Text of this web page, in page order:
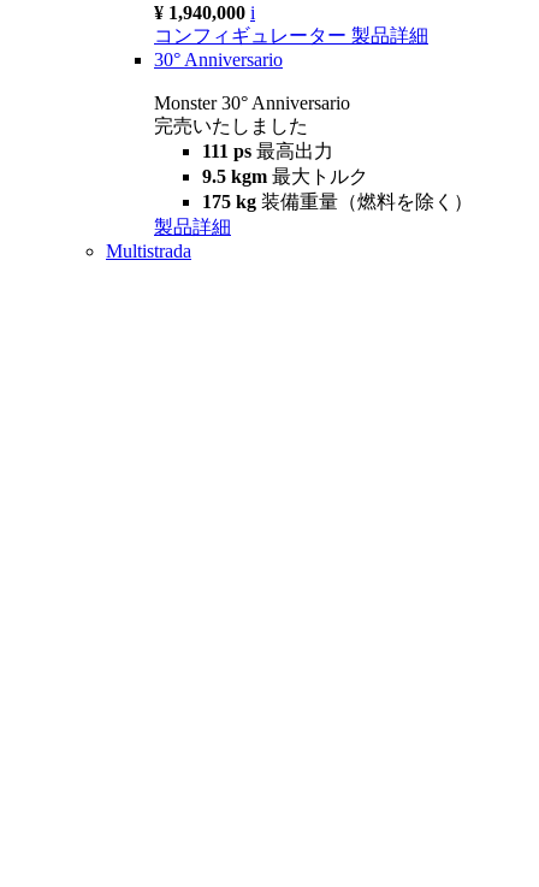
¥ 1,940,000 i
コンフィギュレーター 製品詳細
30° Anniversario
Monster 30° Anniversario
完売いたしました
111 ps 最高出力
9.5 kgm 最大トルク
175 kg 装備重量（燃料を除く）
製品詳細
Multistrada